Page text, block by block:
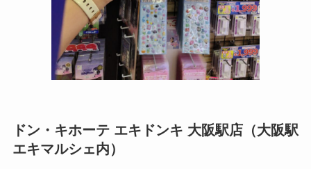
ドン・キホーテ エキドンキ 大阪駅店（大阪駅
エキマルシェ内）